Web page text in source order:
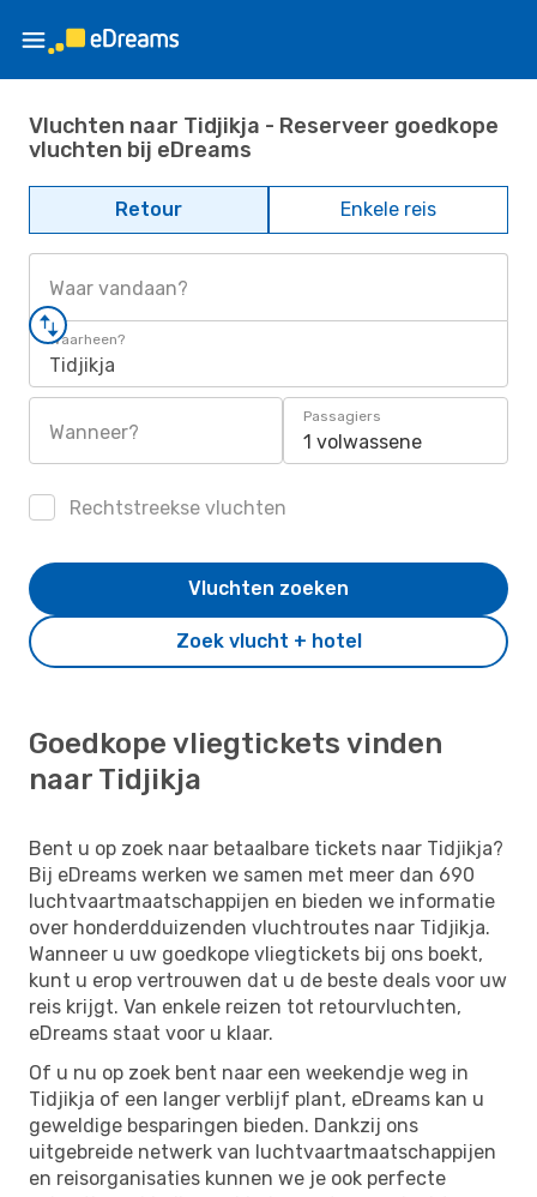
Vluchten naar Tidjikja - Reserveer goedkope
vluchten bij eDreams
Retour Enkele reis
Waar vandaan?
Waarheen?
Tidjikja
Wanneer?
Passagiers
1 volwassene
Rechtstreekse vluchten
Zoek vlucht + hotel
Vluchten zoeken
Goedkope vliegtickets vinden
naar Tidjikja
Bent u op zoek naar betaalbare tickets naar Tidjikja?
Bij eDreams werken we samen met meer dan 690
luchtvaartmaatschappijen en bieden we informatie
over honderdduizenden vluchtroutes naar Tidjikja.
Wanneer u uw goedkope vliegtickets bij ons boekt,
kunt u erop vertrouwen dat u de beste deals voor uw
reis krijgt. Van enkele reizen tot retourvluchten,
eDreams staat voor u klaar.
Of u nu op zoek bent naar een weekendje weg in
Tidjikja of een langer verblijf plant, eDreams kan u
geweldige besparingen bieden. Dankzij ons
uitgebreide netwerk van luchtvaartmaatschappijen
en reisorganisaties kunnen we je ook perfecte